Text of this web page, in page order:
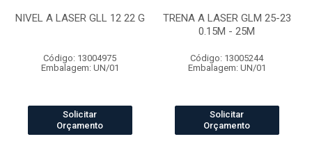
NIVEL A LASER GLL 12 22 G
Código: 13004975
Embalagem: UN/01
Solicitar
Orçamento
TRENA A LASER GLM 25-23
0.15M - 25M
Código: 13005244
Embalagem: UN/01
Solicitar
Orçamento